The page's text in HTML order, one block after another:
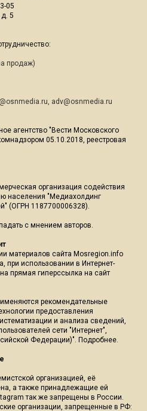
05
5
продаж)
, adv@osnmedia.ru
агентство "Вести Московского
05.10.2018, реестровая
организация содействия
населения "Медиахолдинг
(ОГРН 1187700006328).
с мнением авторов.
материалов сайта Mosregion.info
при использовании в Интернет-
прямая гиперссылка на сайт
рекомендательные
предоставления
и анализа сведений,
сети "Интернет",
Федерации)". Подробнее.
организацией, её
а также принадлежащие ей
так же запрещены в России.
организации, запрещенные в РФ: